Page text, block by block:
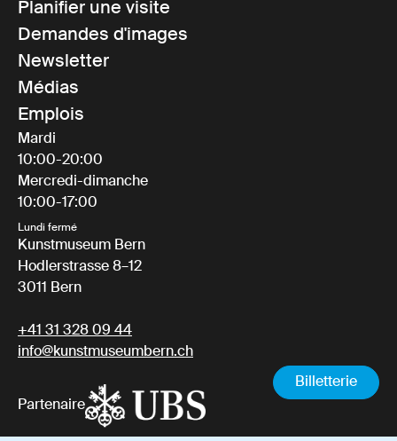
Billetterie
Planifier une visite
Demandes d'images
Newsletter
Médias
Emplois
Mardi
10:00-20:00
Mercredi-dimanche
10:00-17:00
Lundi fermé
Kunstmuseum Bern
Hodlerstrasse 8–12
3011 Bern
+41 31 328 09 44
info@kunstmuseumbern.ch
Partenaire